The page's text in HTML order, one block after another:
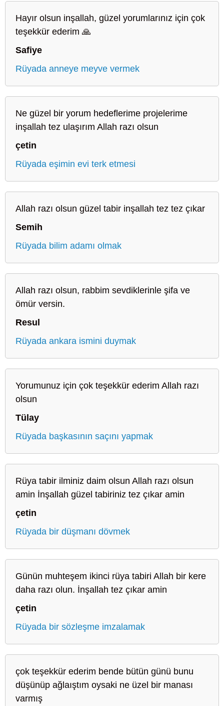
Hayır olsun inşallah, güzel yorumlarınız için çok
teşekkür ederim 🙏
Safiye
Rüyada anneye meyve vermek
Ne güzel bir yorum hedeflerime projelerime
inşallah tez ulaşırım Allah razı olsun
çetin
Rüyada eşimin evi terk etmesi
Allah razı olsun güzel tabir inşallah tez tez çıkar
Semih
Rüyada bilim adamı olmak
Allah razı olsun, rabbim sevdiklerinle şifa ve
ömür versin.
Resul
Rüyada ankara ismini duymak
Yorumunuz için çok teşekkür ederim Allah razı
olsun
Tülay
Rüyada başkasının saçını yapmak
Rüya tabir ilminiz daim olsun Allah razı olsun
amin İnşallah güzel tabiriniz tez çıkar amin
çetin
Rüyada bir düşmanı dövmek
Günün muhteşem ikinci rüya tabiri Allah bir kere
daha razı olun. İnşallah tez çıkar amin
çetin
Rüyada bir sözleşme imzalamak
çok teşekkür ederim bende bütün günü bunu
düşünüp ağlaıştım oysaki ne üzel bir manası
varmış